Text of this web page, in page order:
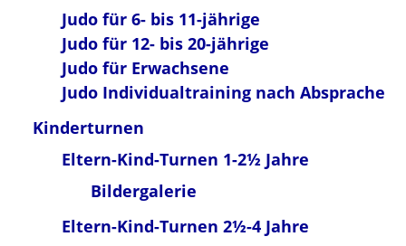
Judo für 6- bis 11-jährige
Judo für 12- bis 20-jährige
Judo für Erwachsene
Judo Individualtraining nach Absprache
Kinderturnen
Eltern-Kind-Turnen 1-2½ Jahre
Bildergalerie
Eltern-Kind-Turnen 2½-4 Jahre